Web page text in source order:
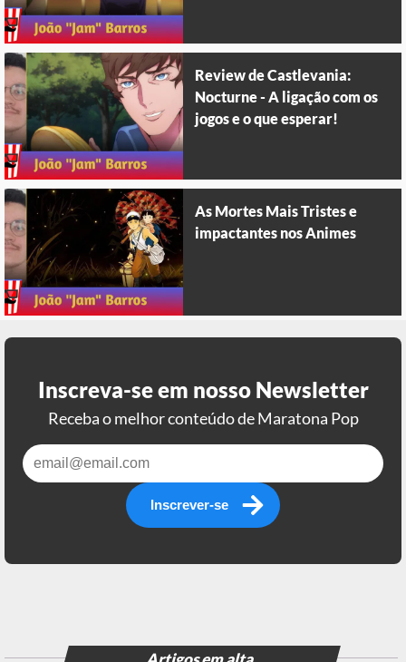
Review de Castlevania:
Nocturne - A ligação com os
jogos e o que esperar!
As Mortes Mais Tristes e
impactantes nos Animes
Inscreva-se em nosso Newsletter
Receba o melhor conteúdo de Maratona Pop
Inscrever-se